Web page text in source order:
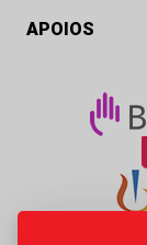
APOIOS